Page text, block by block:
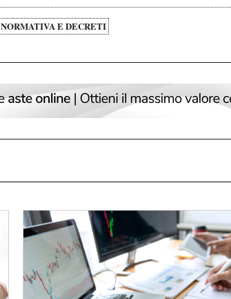
NORMATIVA E DECRETI